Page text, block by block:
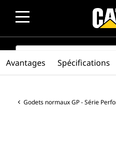
SEARCH
Godets normaux GP - Série
Avantages Spécifications